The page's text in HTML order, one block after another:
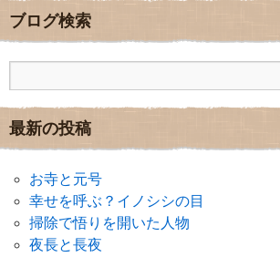
ブログ検索
最新の投稿
お寺と元号
幸せを呼ぶ？イノシシの目
掃除で悟りを開いた人物
夜長と長夜